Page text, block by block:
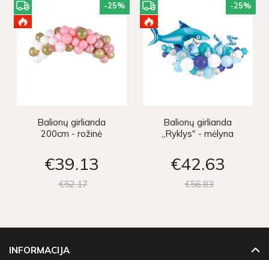
-25%
Balionų girlianda
200cm - rožinė
€39 13
€5217
-25%
Balionų girlianda
„Ryklys" - mėlyna
€42 63
€5683
INFORMACIJA